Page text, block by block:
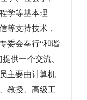
学等基本理
等支持技术，
委会奉行“和谐
供一个交流、
主要由计算机
教授、高级工